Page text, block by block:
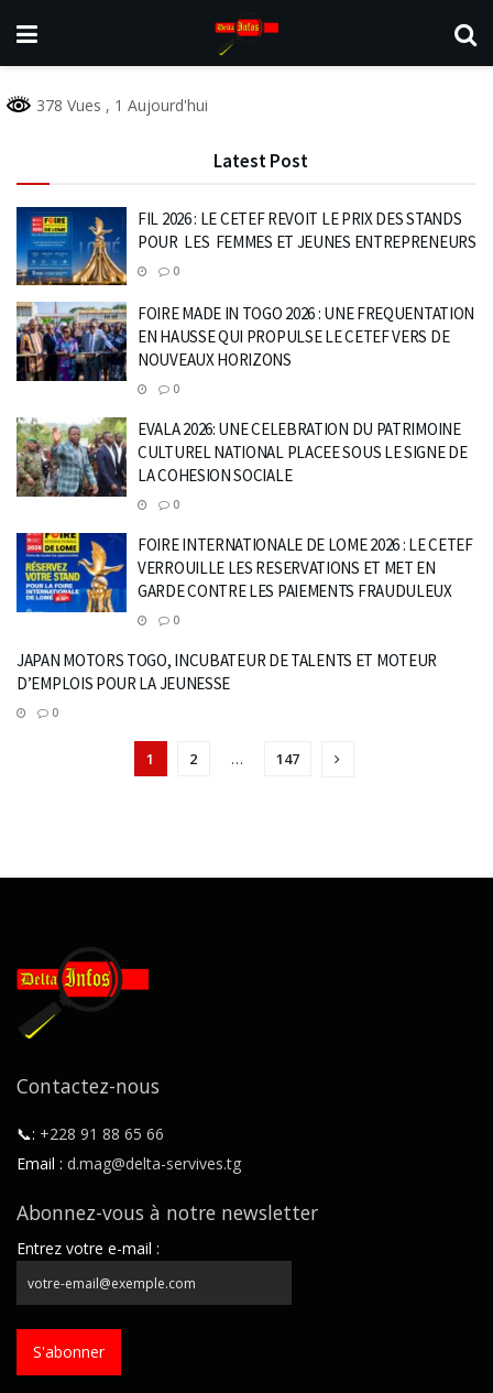
378 Vues , 1 Aujourd'hui
Latest Post
FIL 2026 : LE CETEF REVOIT LE PRIX DES STANDS
POUR LES FEMMES ET JEUNES ENTREPRENEURS
0
FOIRE MADE IN TOGO 2026 : UNE FREQUENTATION
EN HAUSSE QUI PROPULSE LE CETEF VERS DE
NOUVEAUX HORIZONS
0
EVALA 2026: UNE CELEBRATION DU PATRIMOINE
CULTUREL NATIONAL PLACEE SOUS LE SIGNE DE
LA COHESION SOCIALE
0
FOIRE INTERNATIONALE DE LOME 2026 : LE CETEF
VERROUILLE LES RESERVATIONS ET MET EN
GARDE CONTRE LES PAIEMENTS FRAUDULEUX
0
JAPAN MOTORS TOGO, INCUBATEUR DE TALENTS ET MOTEUR
D’EMPLOIS POUR LA JEUNESSE
0
1 2 … 147
Contactez-nous
📞: +228 91 88 65 66
Email : d.mag@delta-servives.tg
Abonnez-vous à notre newsletter
Entrez votre e-mail :
S'abonner